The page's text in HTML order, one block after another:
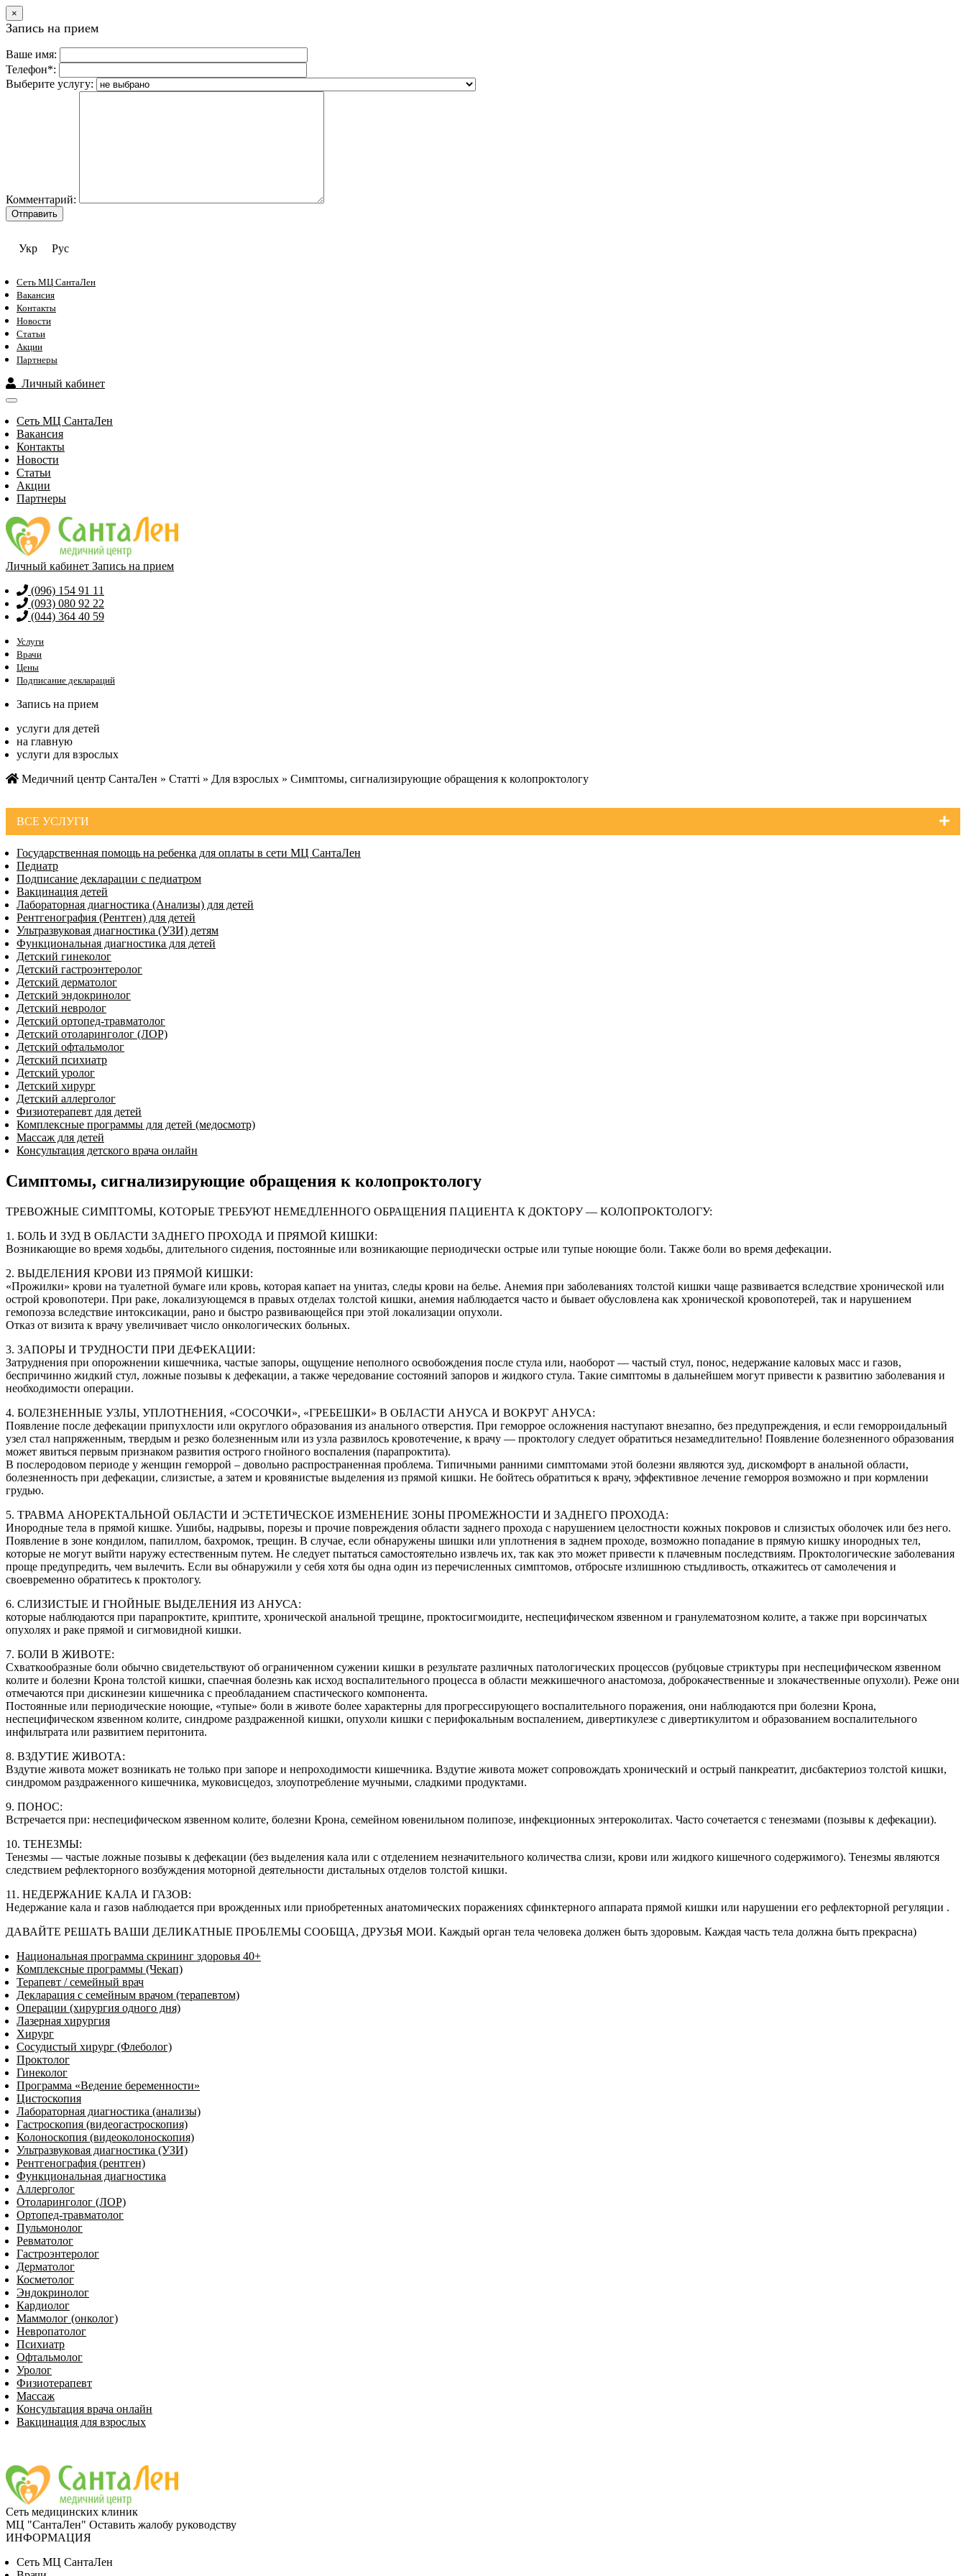
×
Запись на прием
Ваше имя:
Телефон*:
Выберите услугу:
Комментарий:
Укр Рус
Сеть МЦ СантаЛен
Вакансия
Контакты
Новости
Статьи
Акции
Партнеры
Личный кабинет
Сеть МЦ СантаЛен
Вакансия
Контакты
Новости
Статьи
Акции
Партнеры
Личный кабинет Запись на прием
(096) 154 91 11
(093) 080 92 22
(044) 364 40 59
Услуги
Врачи
Цены
Подписание деклараций
Запись на прием
услуги для детей
на главную
услуги для взрослых
Медичний центр СантаЛен » Статті » Для взрослых » Симптомы, сигнализирующие обращения к колопроктологу
ВСЕ УСЛУГИ
Государственная помощь на ребенка для оплаты в сети МЦ СантаЛен
Педиатр
Подписание декларации с педиатром
Вакцинация детей
Лабораторная диагностика (Анализы) для детей
Рентгенография (Рентген) для детей
Ультразвуковая диагностика (УЗИ) детям
Функциональная диагностика для детей
Детский гинеколог
Детский гастроэнтеролог
Детский дерматолог
Детский эндокринолог
Детский невролог
Детский ортопед-травматолог
Детский отоларинголог (ЛОР)
Детский офтальмолог
Детский психиатр
Детский уролог
Детский хирург
Детский аллерголог
Физиотерапевт для детей
Комплексные программы для детей (медосмотр)
Массаж для детей
Консультация детского врача онлайн
Симптомы, сигнализирующие обращения к колопроктологу
ТРЕВОЖНЫЕ СИМПТОМЫ, КОТОРЫЕ ТРЕБУЮТ НЕМЕДЛЕННОГО ОБРАЩЕНИЯ ПАЦИЕНТА К ДОКТОРУ — КОЛОПРОКТОЛОГУ:
1. БОЛЬ И ЗУД В ОБЛАСТИ ЗАДНЕГО ПРОХОДА И ПРЯМОЙ КИШКИ:
Возникающие во время ходьбы, длительного сидения, постоянные или возникающие периодически острые или тупые ноющие боли. Также боли во время дефекации.
2. ВЫДЕЛЕНИЯ КРОВИ ИЗ ПРЯМОЙ КИШКИ:
«Прожилки» крови на туалетной бумаге или кровь, которая капает на унитаз, следы крови на белье. Анемия при заболеваниях толстой кишки чаще развивается вследствие хронической или
острой кровопотери. При раке, локализующемся в правых отделах толстой кишки, анемия наблюдается часто и бывает обусловлена как хронической кровопотерей, так и нарушением
гемопоэза вследствие интоксикации, рано и быстро развивающейся при этой локализации опухоли.
Отказ от визита к врачу увеличивает число онкологических больных.
3. ЗАПОРЫ И ТРУДНОСТИ ПРИ ДЕФЕКАЦИИ:
Затруднения при опорожнении кишечника, частые запоры, ощущение неполного освобождения после стула или, наоборот — частый стул, понос, недержание каловых масс и газов,
беспричинно жидкий стул, ложные позывы к дефекации, а также чередование состояний запоров и жидкого стула. Такие симптомы в дальнейшем могут привести к развитию заболевания и
необходимости операции.
4. БОЛЕЗНЕННЫЕ УЗЛЫ, УПЛОТНЕНИЯ, «СОСОЧКИ», «ГРЕБЕШКИ» В ОБЛАСТИ АНУСА И ВОКРУГ АНУСА:
Появление после дефекации припухлости или округлого образования из анального отверстия. При геморрое осложнения наступают внезапно, без предупреждения, и если геморроидальный
узел стал напряженным, твердым и резко болезненным или из узла развилось кровотечение, к врачу — проктологу следует обратиться незамедлительно! Появление болезненного образования
может явиться первым признаком развития острого гнойного воспаления (парапроктита).
В послеродовом периоде у женщин геморрой – довольно распространенная проблема. Типичными ранними симптомами этой болезни являются зуд, дискомфорт в анальной области,
болезненность при дефекации, слизистые, а затем и кровянистые выделения из прямой кишки. Не бойтесь обратиться к врачу, эффективное лечение геморроя возможно и при кормлении
грудью.
5. ТРАВМА АНОРЕКТАЛЬНОЙ ОБЛАСТИ И ЭСТЕТИЧЕСКОЕ ИЗМЕНЕНИЕ ЗОНЫ ПРОМЕЖНОСТИ И ЗАДНЕГО ПРОХОДА:
Инородные тела в прямой кишке. Ушибы, надрывы, порезы и прочие повреждения области заднего прохода с нарушением целостности кожных покровов и слизистых оболочек или без него.
Появление в зоне кондилом, папиллом, бахромок, трещин. В случае, если обнаружены шишки или уплотнения в заднем проходе, возможно попадание в прямую кишку инородных тел,
которые не могут выйти наружу естественным путем. Не следует пытаться самостоятельно извлечь их, так как это может привести к плачевным последствиям. Проктологические заболевания
проще предупредить, чем вылечить. Если вы обнаружили у себя хотя бы одна один из перечисленных симптомов, отбросьте излишнюю стыдливость, откажитесь от самолечения и
своевременно обратитесь к проктологу.
6. СЛИЗИСТЫЕ И ГНОЙНЫЕ ВЫДЕЛЕНИЯ ИЗ АНУСА:
которые наблюдаются при парапроктите, криптите, хронической анальной трещине, проктосигмоидите, неспецифическом язвенном и гранулематозном колите, а также при ворсинчатых
опухолях и раке прямой и сигмовидной кишки.
7. БОЛИ В ЖИВОТЕ:
Схваткообразные боли обычно свидетельствуют об ограниченном сужении кишки в результате различных патологических процессов (рубцовые стриктуры при неспецифическом язвенном
колите и болезни Крона толстой кишки, спаечная болезнь как исход воспалительного процесса в области межкишечного анастомоза, доброкачественные и злокачественные опухоли). Реже они
отмечаются при дискинезии кишечника с преобладанием спастического компонента.
Постоянные или периодические ноющие, «тупые» боли в животе более характерны для прогрессирующего воспалительного поражения, они наблюдаются при болезни Крона,
неспецифическом язвенном колите, синдроме раздраженной кишки, опухоли кишки с перифокальным воспалением, дивертикулезе с дивертикулитом и образованием воспалительного
инфильтрата или развитием перитонита.
8. ВЗДУТИЕ ЖИВОТА:
Вздутие живота может возникать не только при запоре и непроходимости кишечника. Вздутие живота может сопровождать хронический и острый панкреатит, дисбактериоз толстой кишки,
синдромом раздраженного кишечника, муковисцедоз, злоупотребление мучными, сладкими продуктами.
9. ПОНОС:
Встречается при: неспецифическом язвенном колите, болезни Крона, семейном ювенильном полипозе, инфекционных энтероколитах. Часто сочетается с тенезмами (позывы к дефекации).
10. ТЕНЕЗМЫ:
Тенезмы — частые ложные позывы к дефекации (без выделения кала или с отделением незначительного количества слизи, крови или жидкого кишечного содержимого). Тенезмы являются
следствием рефлекторного возбуждения моторной деятельности дистальных отделов толстой кишки.
11. НЕДЕРЖАНИЕ КАЛА И ГАЗОВ:
Недержание кала и газов наблюдается при врожденных или приобретенных анатомических поражениях сфинктерного аппарата прямой кишки или нарушении его рефлекторной регуляции .
ДАВАЙТЕ РЕШАТЬ ВАШИ ДЕЛИКАТНЫЕ ПРОБЛЕМЫ СООБЩА, ДРУЗЬЯ МОИ. Каждый орган тела человека должен быть здоровым. Каждая часть тела должна быть прекрасна)
Национальная программа скрининг здоровья 40+
Комплексные программы (Чекап)
Терапевт / семейный врач
Декларация с семейным врачом (терапевтом)
Операции (хирургия одного дня)
Лазерная хирургия
Хирург
Сосудистый хирург (Флеболог)
Проктолог
Гинеколог
Программа «Ведение беременности»
Цистоскопия
Лабораторная диагностика (анализы)
Гастроскопия (видеогастроскопия)
Колоноскопия (видеоколоноскопия)
Ультразвуковая диагностика (УЗИ)
Рентгенография (рентген)
Функциональная диагностика
Аллерголог
Отоларинголог (ЛОР)
Ортопед-травматолог
Пульмонолог
Ревматолог
Гастроэнтеролог
Дерматолог
Косметолог
Эндокринолог
Кардиолог
Маммолог (онколог)
Невропатолог
Пси­хи­атр
Офтальмолог
Уролог
Физиотерапевт
Массаж
Консультация врача онлайн
Вакцинация для взрослых
Сеть медицинских клиник
МЦ "СантаЛен" Оставить жалобу руководству
ИНФОРМАЦИЯ
Сеть МЦ СантаЛен